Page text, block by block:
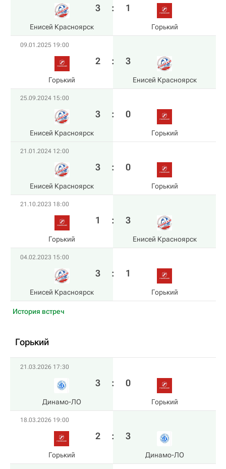
Енисей Красноярск
3 : 1
Горький
09.01.2025 19:00
Горький
2 : 3
Енисей Красноярск
25.09.2024 15:00
Енисей Красноярск
3 : 0
Горький
21.01.2024 12:00
Енисей Красноярск
3 : 0
Горький
21.10.2023 18:00
Горький
1 : 3
Енисей Красноярск
04.02.2023 15:00
Енисей Красноярск
3 : 1
Горький
История встреч
Горький
21.03.2026 17:30
Динамо-ЛО
3 : 0
Горький
18.03.2026 19:00
Горький
2 : 3
Динамо-ЛО